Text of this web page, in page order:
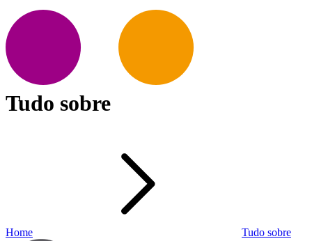
Tudo sobre
Home Tudo sobre